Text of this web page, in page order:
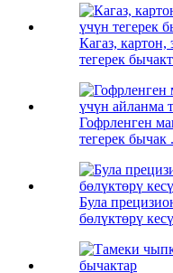
Кагаз, картон,
тегерек
Гофрленген
тегерек бычак
Була
бөлүктөрү